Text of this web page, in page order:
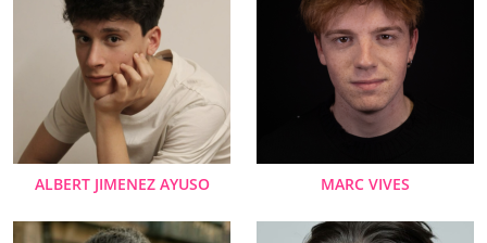
ALBERT JIMENEZ AYUSO MARC VIVES